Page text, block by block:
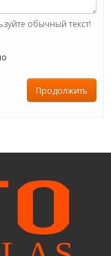
обычный текст!
Продолжить